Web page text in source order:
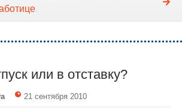
или в отставку?
21 сентября 2010